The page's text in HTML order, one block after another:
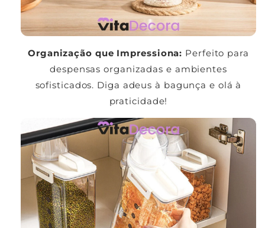
Organização que Impressiona: Perfeito para
despensas organizadas e ambientes
sofisticados. Diga adeus à bagunça e olá à
praticidade!